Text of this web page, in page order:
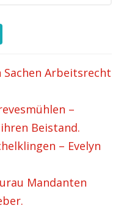
Arbeitsrecht
–
Beistand.
– Evelyn
Mandanten